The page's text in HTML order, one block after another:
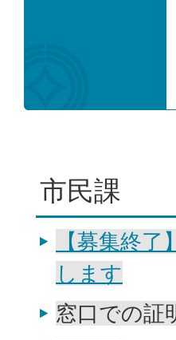
市民課
【募集終
します
窓口での証